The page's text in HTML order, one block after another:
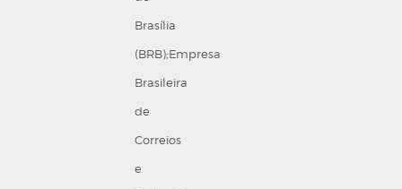
Brasília
(BRB);Empresa
Brasileira
de
Correios
e